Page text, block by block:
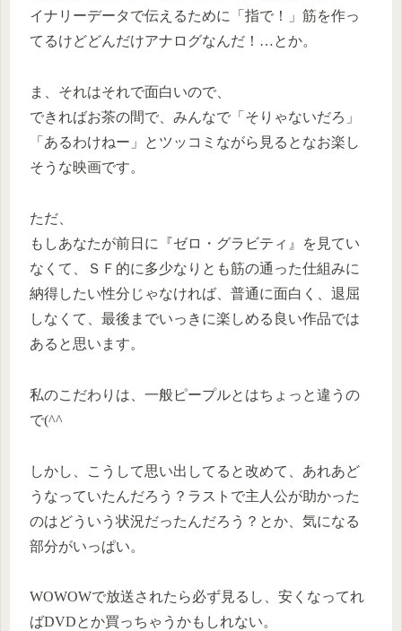
イナリーデータで伝えるために「指で！」筋を作っ
てるけどどんだけアナログなんだ！…とか。
ま、それはそれで面白いので、
できればお茶の間で、みんなで「そりゃないだろ」
「あるわけねー」とツッコミながら見るとなお楽し
そうな映画です。
ただ、
もしあなたが前日に『ゼロ・グラビティ』を見てい
なくて、ＳＦ的に多少なりとも筋の通った仕組みに
納得したい性分じゃなければ、普通に面白く、退屈
しなくて、最後までいっきに楽しめる良い作品では
あると思います。
私のこだわりは、一般ピープルとはちょっと違うの
で(^^ゞ
しかし、こうして思い出してると改めて、あれあど
うなっていたんだろう？ラストで主人公が助かった
のはどういう状況だったんだろう？とか、気になる
部分がいっぱい。
WOWOWで放送されたら必ず見るし、安くなってれ
ばDVDとか買っちゃうかもしれない。